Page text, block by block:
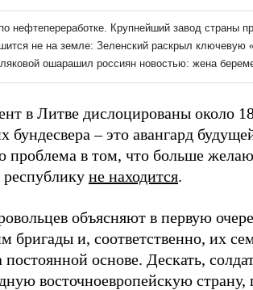
в Литве дислоцированы около
бундесвера – это авангард
проблема в том, что больше
не находится.
объясняют в первую
бригады и, соответственно, их
основе. Дескать,
восточноевропейскую страну,